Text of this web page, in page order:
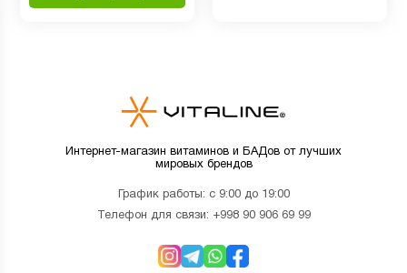
Интернет-магазин витаминов и БАДов от лучших
мировых брендов
График работы: с 9:00 до 19:00
Телефон для связи: +998 90 906 69 99